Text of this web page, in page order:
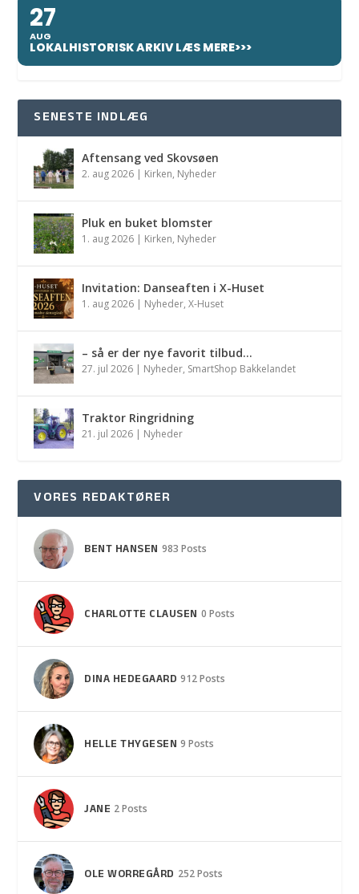
27
AUG
LOKALHISTORISK ARKIV LÆS MERE>>>
SENESTE INDLÆG
Aftensang ved Skovsøen
2. aug 2026 | Kirken, Nyheder
Pluk en buket blomster
1. aug 2026 | Kirken, Nyheder
Invitation: Danseaften i X-Huset
1. aug 2026 | Nyheder,X-Huset
– så er der nye favorit tilbud…
27. jul 2026 | Nyheder, SmartShop Bakkelandet
Traktor Ringridning
21. jul 2026 | Nyheder
VORES REDAKTØRER
BENT HANSEN 983 Posts
CHARLOTTE CLAUSEN 0 Posts
DINA HEDEGAARD 912 Posts
HELLE THYGESEN 9 Posts
JANE 2 Posts
OLE WORREGÅRD 252 Posts